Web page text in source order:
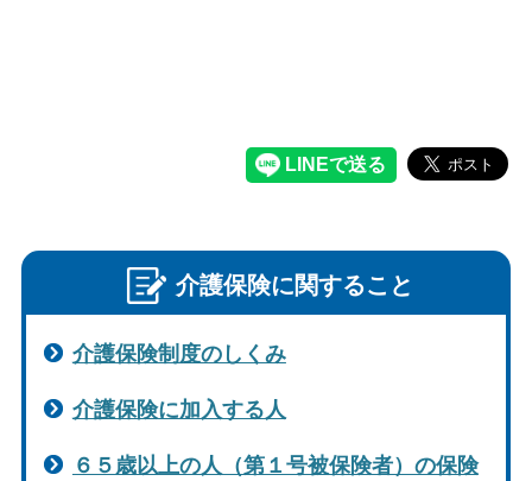
介護保険に関すること
介護保険制度のしくみ
介護保険に加入する人
６５歳以上の人（第１号被保険者）の保険